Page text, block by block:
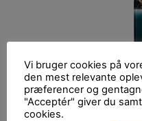
Vi bruger cookies på
den mest relevante
præferencer og
"Acceptér" giver du
cookies.